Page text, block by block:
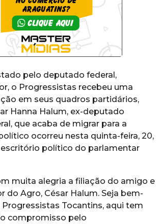
pelo deputado federal,
o Progressistas recebeu uma
em seus quadros partidários,
Hanna Halum, ex-deputado
que acaba de migrar para a
ocorreu nesta quinta-feira, 20,
político do parlamentar
muita alegria a filiação do amigo e
do Agro, César Halum. Seja bem-
Tocantins, aqui tem
compromisso pelo